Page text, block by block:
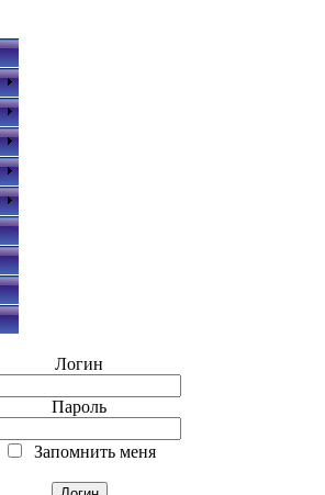
Логин
Пароль
Запомнить меня